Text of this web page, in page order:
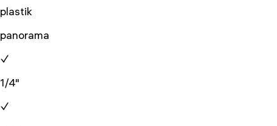
plastik
panorama
✓
1/4"
✓